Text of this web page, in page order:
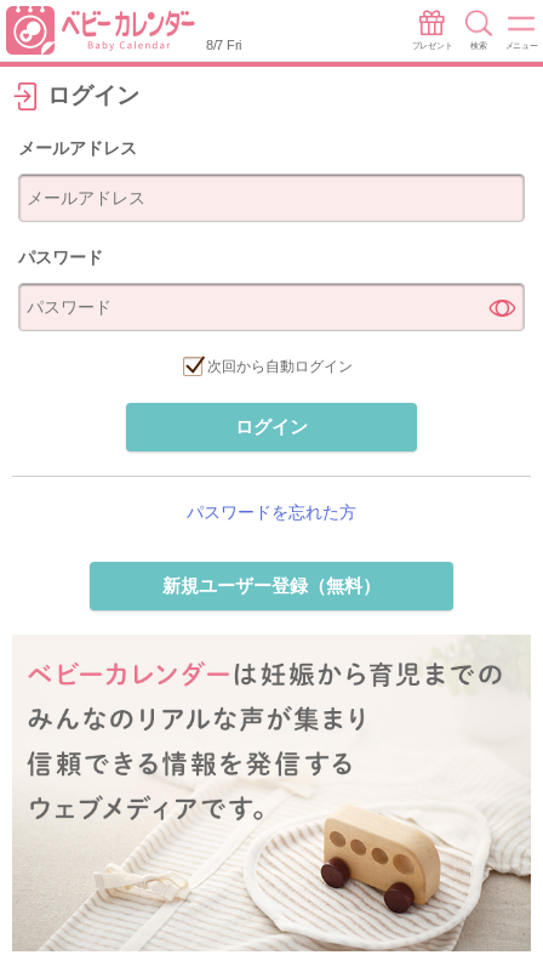
8/7 Fri プレゼント 検索 メニュー
ログイン
メールアドレス
パスワード
次回から自動ログイン
ログイン
パスワードを忘れた方
新規ユーザー登録（無料）